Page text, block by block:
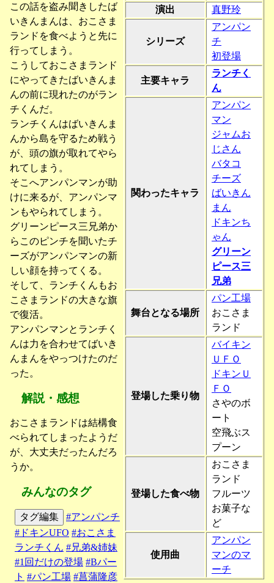
演出
真野玲
シリーズ
アンパン
チ
初登場
主要キャラ
ランチく
ん
関わったキャラ
アンパン
マン
ジャムお
じさん
バタコ
チーズ
ばいきん
まん
ドキンち
ゃん
グリーン
ピース三
兄弟
舞台となる場所
パン工場
おこさま
ランド
登場した乗り物
バイキン
ＵＦＯ
ドキンＵ
ＦＯ
さやのボ
ート
空飛ぶス
プーン
登場した食べ物
おこさま
ランド
フルーツ
お菓子な
ど
使用曲
アンパン
マンのマ
ーチ
この話を盗み聞きしたば
いきんまんは、おこさま
ランドを食べようと先に
行ってしまう。
こうしておこさまランド
にやってきたばいきんま
んの前に現れたのがラン
チくんだ。
ランチくんはばいきんま
んから島を守るため戦う
が、頭の旗が取れてやら
れてしまう。
そこへアンパンマンが助
けに来るが、アンパンマ
ンもやられてしまう。
グリーンピース三兄弟か
らこのピンチを聞いたチ
ーズがアンパンマンの新
しい顔を持ってくる。
そして、ランチくんもお
こさまランドの大きな旗
で復活。
アンパンマンとランチく
んは力を合わせてばいき
んまんをやっつけたのだ
った。
解説・感想
おこさまランドは結構食
べられてしまったようだ
が、大丈夫だったんだろ
うか。
みんなのタグ
タグ編集
#アンパンチ
#ドキンUFO #おこさま
ランチくん #兄弟&姉妹
#1回だけの登場 #Bパー
ト #パン工場 #菖蒲隆彦